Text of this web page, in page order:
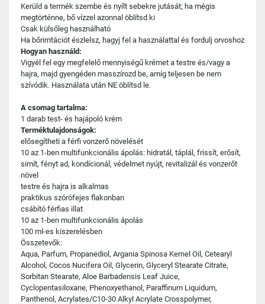
Kerüld a termék szembe és nyílt sebekre jutását; ha mégis
megtörténne, bő vízzel azonnal öblítsd ki
Csak külsőleg használható
Ha bőrirritációt észlelsz, hagyj fel a használattal és fordulj orvoshoz
Hogyan használd:
Vigyél fel egy megfelelő mennyiségű krémet a testre és/vagy a
hajra, majd gyengéden masszírozd be, amíg teljesen be nem
szívódik. Használata után NE öblítsd le.
A csomag tartalma:
1 darab test- és hajápoló krém
Terméktulajdonságok:
elősegítheti a férfi vonzerő növelését
10 az 1-ben multifunkcionális ápolás: hidratál, táplál, frissít, erősít,
simít, fényt ad, kondícionál, védelmet nyújt, revitalizál és vonzerőt
növel
testre és hajra is alkalmas
praktikus szórófejes flakonban
csábító férfias illat
10 az 1-ben multifunkcionális ápolás
100 ml-es kiszerelésben
Összetevők:
Aqua, Parfum, Propanediol, Argania Spinosa Kernel Oil, Cetearyl
Alcohol, Cocos Nucifera Oil, Glycerin, Glyceryl Stearate Citrate,
Sorbitan Stearate, Aloe Barbadensis Leaf Juice,
Cyclopentasiloxane, Phenoxyethanol, Paraffinum Liquidum,
Panthenol, Acrylates/C10-30 Alkyl Acrylate Crosspolymer,